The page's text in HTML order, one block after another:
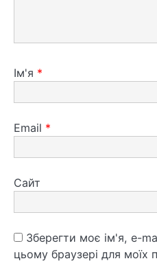
Ім'я *
Email *
Сайт
Зберегти моє ім'я, e-
цьому браузері для моїх